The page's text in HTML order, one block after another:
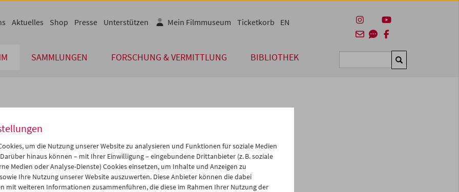
SAMMLUNGEN FORSCHUNG & VERMITTLUNG BIBLIOTHEK Suchen
Aktuelles Shop Presse Unterstützen Mein Filmmuseum Ticketkorb EN
Dez 2014 >>
Mi Do Fr Sa So
03 04 05 06
07
10 11 12 13
14
iCalender
Programmheft-PDF
English language or subtitles
um die Nutzung unserer Website zu analysieren und Funktionen für soziale Medien
hinaus können – mit Ihrer Einwilligung – eingebundene Drittanbieter (z. B. soziale
Medien oder Analyse-Dienste) Cookies einsetzen, um Inhalte und Anzeigen zu
Ihre Nutzung unserer Website auszuwerten. Diese Anbieter können die dabei
mit weiteren Informationen zusammenführen, die diese im Rahmen Ihrer Nutzung der